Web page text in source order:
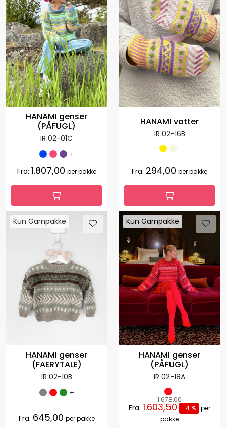
HANAMI genser
(PÅFUGL)
IR 02-01C
+
Fra: 1.807,00 per pakke
HANAMI votter
IR 02-16B
Fra: 294,00 per pakke
Kun Garnpakke
HANAMI genser
(FAERYTALE)
IR 02-10B
+
Fra: 645,00 per pakke
Kun Garnpakke
HANAMI genser
(PÅFUGL)
IR 02-18A
1.678,00
Fra: 1.603,50 -4 % per
pakke